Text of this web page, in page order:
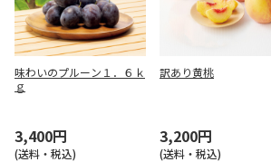
味わいのプルーン１．６ｋ
ｇ
3,400円
(送料・税込)
訳あり黄桃
3,200円
(送料・税込)